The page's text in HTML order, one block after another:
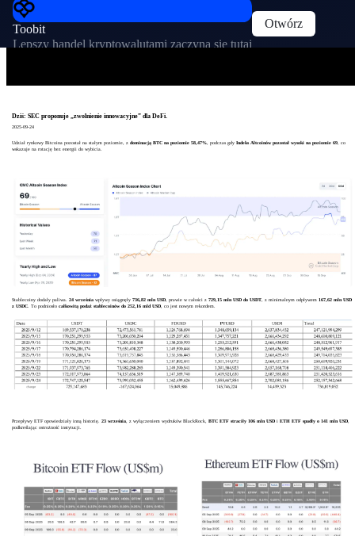
Toobit
Lepszy handel kryptowalutami zaczyna się tutaj
Otwórz
Dziś: SEC proponuje „zwolnienie innowacyjne” dla DeFi.
2025-09-24
Udział rynkowy Bitcoina pozostał na stałym poziomie, z dominacją BTC na poziomie 58,47%, podczas gdy Indeks Altcoinów pozostał wysoki na poziomie 69, co
wskazuje na rotację bez energii do wybicia.
Stablecoiny dodały paliwa. 24 wrześniawpływy osiągnęły 736,82 mln USD, prawie w całości z 729,15 mln USD do USDT, z minimalnym odpływem 167,62 mln USD
z USDC. To podniosło całkowitą podaż stablecoinów do 252,16 mld USD, co jest nowym rekordem.
Przepływy ETF opowiedziały inną historię. 23 września, z wyłączeniem wydruków BlackRock, BTC ETF straciły 106 mln USDi ETH ETF spadły o 141 mln USD,
podkreślając ostrożność instytucji.